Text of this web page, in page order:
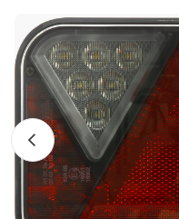
Előző fotó